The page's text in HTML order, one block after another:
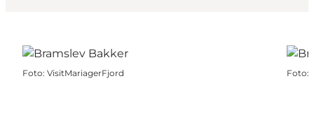
Foto: VisitMariagerFjord Foto: